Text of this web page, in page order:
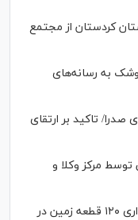
کردستان از مجتمع
به رسانه‌های
صدرا/ تاکید بر ارتقای
مرکز وکلا و
صدور دستور قضایی برای توقف واگذاری ۱۲۰ قطعه زمین در